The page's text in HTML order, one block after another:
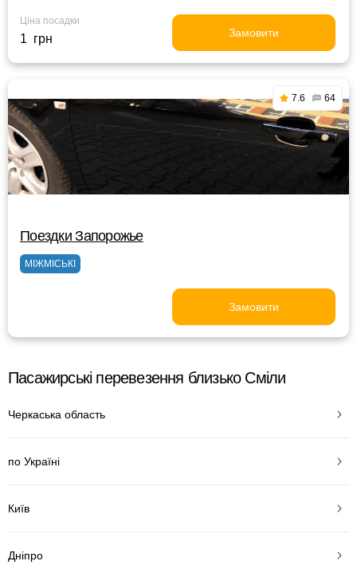
Ціна посадки
1 грн Замовити
7.6 64
Поездки Запорожье
МІЖМІСЬКІ
Замовити
Пасажирські перевезення близько Сміли
Черкаська область
по Україні
Київ
Дніпро